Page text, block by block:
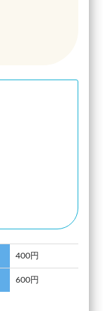
400円
600円